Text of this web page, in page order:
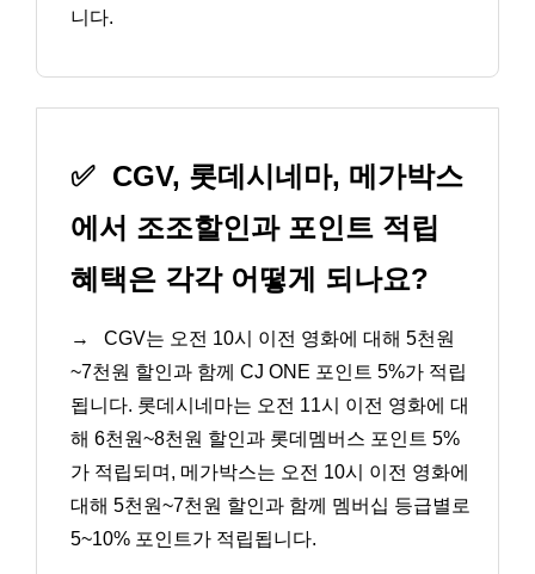
니다.
✅ CGV, 롯데시네마, 메가박스
에서 조조할인과 포인트 적립
혜택은 각각 어떻게 되나요?
→
CGV는 오전 10시 이전 영화에 대해 5천원
~7천원 할인과 함께 CJ ONE 포인트 5%가 적립
됩니다. 롯데시네마는 오전 11시 이전 영화에 대
해 6천원~8천원 할인과 롯데멤버스 포인트 5%
가 적립되며, 메가박스는 오전 10시 이전 영화에
대해 5천원~7천원 할인과 함께 멤버십 등급별로
5~10% 포인트가 적립됩니다.